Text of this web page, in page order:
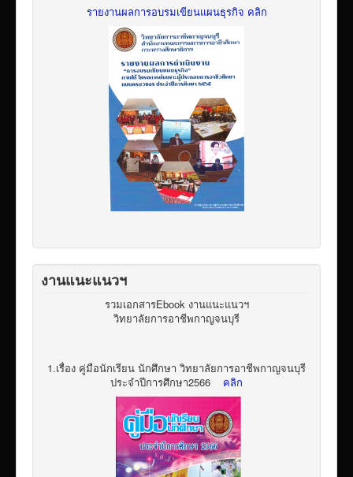
รายงานผลการอบรมเขียนแผนธุรกิจ คลิก
งานแนะแนวฯ
รวมเอกสารEbook งานแนะแนวฯ
วิทยาลัยการอาชีพกาญจนบุรี
1.เรื่อง คู่มือนักเรียน นักศึกษา วิทยาลัยการอาชีพกาญจนบุรี
ประจำปีการศึกษา2566
คลิก